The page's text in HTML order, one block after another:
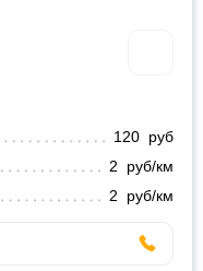
120 руб
2 руб/км
2 руб/км